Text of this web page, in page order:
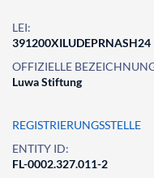
LEI:
391200XILUDEPRNASH24
OFFIZIELLE
Luwa Stiftung
REGISTRIERUNGSSTELLE
ENTITY ID:
FL-0002.327.011-2